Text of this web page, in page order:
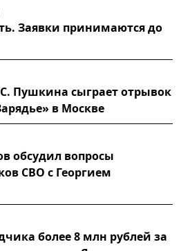
Заявки принимаются до
Пушкина сыграет отрывок
в Москве
обсудил вопросы
СВО с Георгием
более 8 млн рублей за